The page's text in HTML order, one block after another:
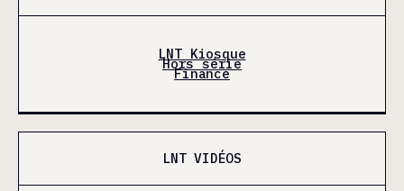
LNT Kiosque
Hors série
Finance
LNT VIDÉOS